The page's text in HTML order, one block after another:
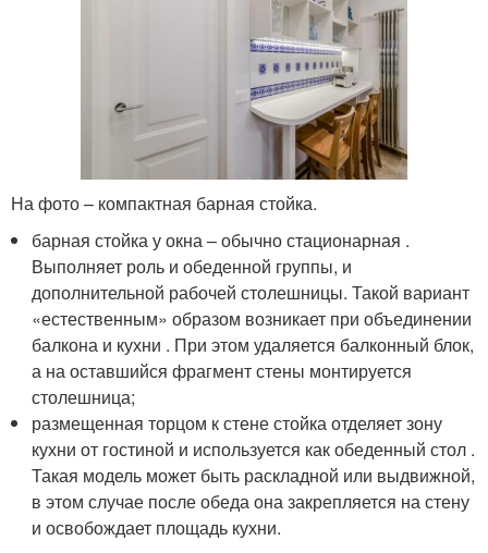
На фото – компактная барная стойка.
барная стойка у окна – обычно стационарная .
Выполняет роль и обеденной группы, и
дополнительной рабочей столешницы. Такой вариант
«естественным» образом возникает при объединении
балкона и кухни . При этом удаляется балконный блок,
а на оставшийся фрагмент стены монтируется
столешница;
размещенная торцом к стене стойка отделяет зону
кухни от гостиной и используется как обеденный стол .
Такая модель может быть раскладной или выдвижной,
в этом случае после обеда она закрепляется на стену
и освобождает площадь кухни.